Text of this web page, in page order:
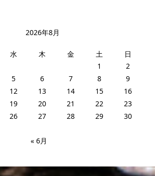
2026年8月
水 木 金 土
日
1
2
5 6 7 8
9
12 13 14 15
16
19 20 21 22
23
26 27 28 29
30
« 6月